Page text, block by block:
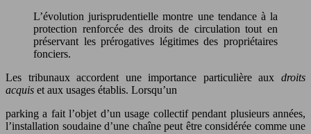
L’évolution jurisprudentielle montre une tendance à la
protection renforcée des droits de circulation tout en
préservant les prérogatives légitimes des propriétaires
fonciers.
Les tribunaux accordent une importance particulière aux droits
acquis et aux usages établis. Lorsqu’un
parking a fait l’objet d’un usage collectif pendant plusieurs années,
l’installation soudaine d’une chaîne peut être considérée comme une